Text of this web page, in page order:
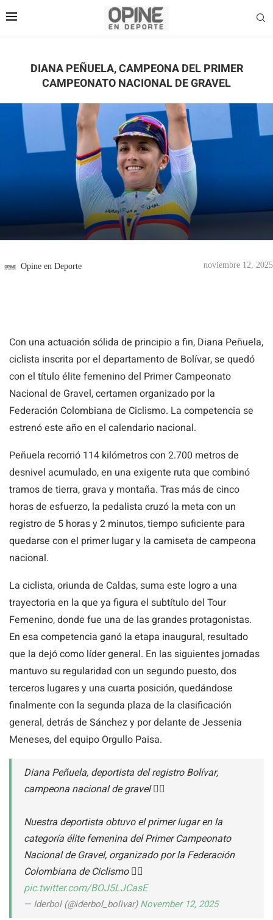
DIANA PEÑUELA, CAMPEONA DEL PRIMER
CAMPEONATO NACIONAL DE GRAVEL
Opine en Deporte noviembre 12, 2025
Con una actuación sólida de principio a fin, Diana Peñuela,
ciclista inscrita por el departamento de Bolívar, se quedó
con el título élite femenino del Primer Campeonato
Nacional de Gravel, certamen organizado por la
Federación Colombiana de Ciclismo. La competencia se
estrenó este año en el calendario nacional.
Peñuela recorrió 114 kilómetros con 2.700 metros de
desnivel acumulado, en una exigente ruta que combinó
tramos de tierra, grava y montaña. Tras más de cinco
horas de esfuerzo, la pedalista cruzó la meta con un
registro de 5 horas y 2 minutos, tiempo suficiente para
quedarse con el primer lugar y la camiseta de campeona
nacional.
La ciclista, oriunda de Caldas, suma este logro a una
trayectoria en la que ya figura el subtítulo del Tour
Femenino, donde fue una de las grandes protagonistas.
En esa competencia ganó la etapa inaugural, resultado
que la dejó como líder general. En las siguientes jornadas
mantuvo su regularidad con un segundo puesto, dos
terceros lugares y una cuarta posición, quedándose
finalmente con la segunda plaza de la clasificación
general, detrás de Sánchez y por delante de Jessenia
Meneses, del equipo Orgullo Paisa.
Diana Peñuela, deportista del registro Bolívar,
campeona nacional de gravel 🚴‍♀️
Nuestra deportista obtuvo el primer lugar en la
categoría élite femenina del Primer Campeonato
Nacional de Gravel, organizado por la Federación
Colombiana de Ciclismo 🚵‍♀️
pic.twitter.com/BOJ5LJCasE
— Iderbol (@iderbol_bolivar)November 12, 2025